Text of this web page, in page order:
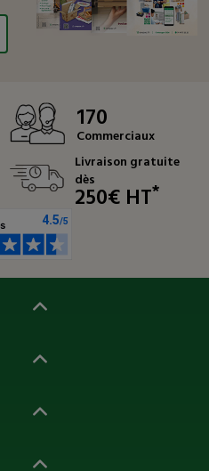
170
Commerciaux
Livraison gratuite
dès
250€ HT*